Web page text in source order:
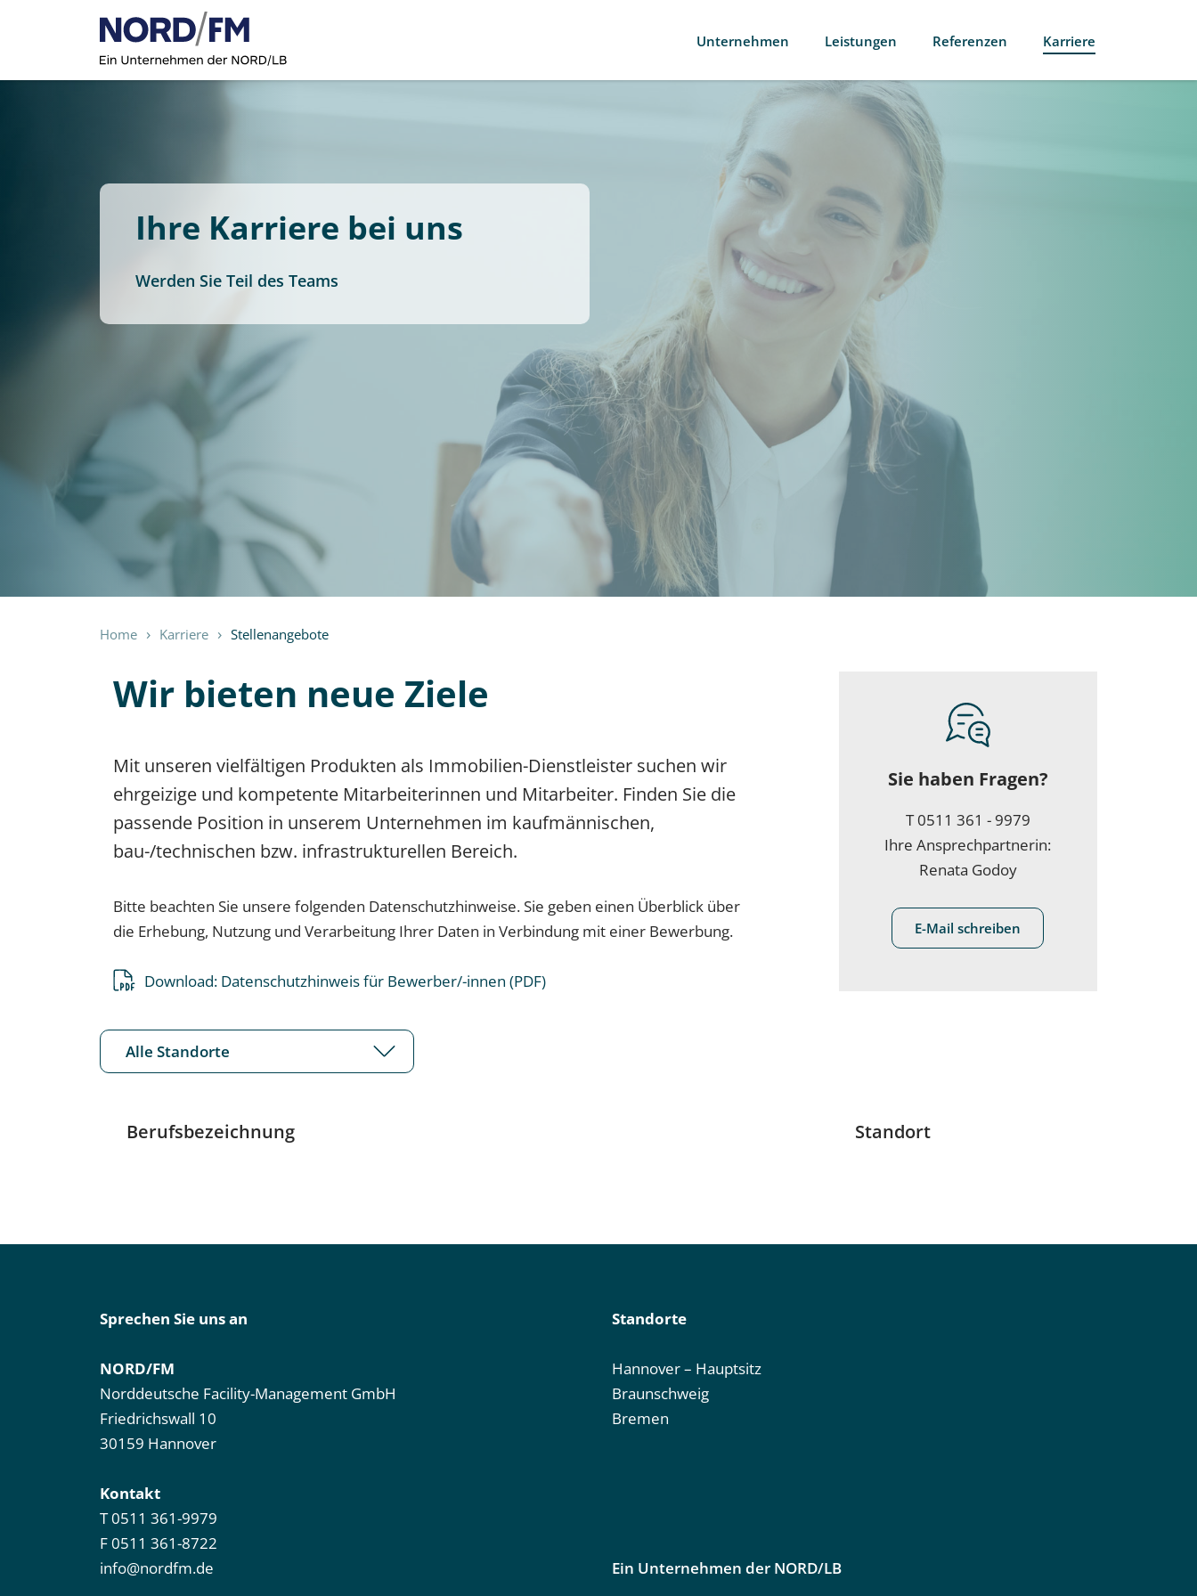
Unternehmen Leistungen Referenzen Karriere
Ihre Karriere bei uns
Werden Sie Teil des Teams
Home Karriere Stellenangebote
Wir bieten neue Ziele
Mit unseren vielfältigen Produkten als Immobilien-Dienstleister suchen wir
ehrgeizige und kompetente Mitarbeiterinnen und Mitarbeiter. Finden Sie die
passende Position in unserem Unternehmen im kaufmännischen,
bau-/technischen bzw. infrastrukturellen Bereich.
Bitte beachten Sie unsere folgenden Datenschutzhinweise. Sie geben einen Überblick über
die Erhebung, Nutzung und Verarbeitung Ihrer Daten in Verbindung mit einer Bewerbung.
Download: Datenschutzhinweis für Bewerber/-innen (PDF)
Sie haben Fragen?
T0511 361 - 9979
Ihre Ansprechpartnerin:
Renata Godoy
E-Mail schreiben
Berufsbezeichnung Standort
Sprechen Sie uns an
NORD/FM
Norddeutsche Facility-Management GmbH
Friedrichswall 10
30159 Hannover
Kontakt
T0511 361-9979
F 0511 361-8722
info@nordfm.de
Standorte
Hannover – Hauptsitz
Braunschweig
Bremen
Ein Unternehmen der NORD/LB